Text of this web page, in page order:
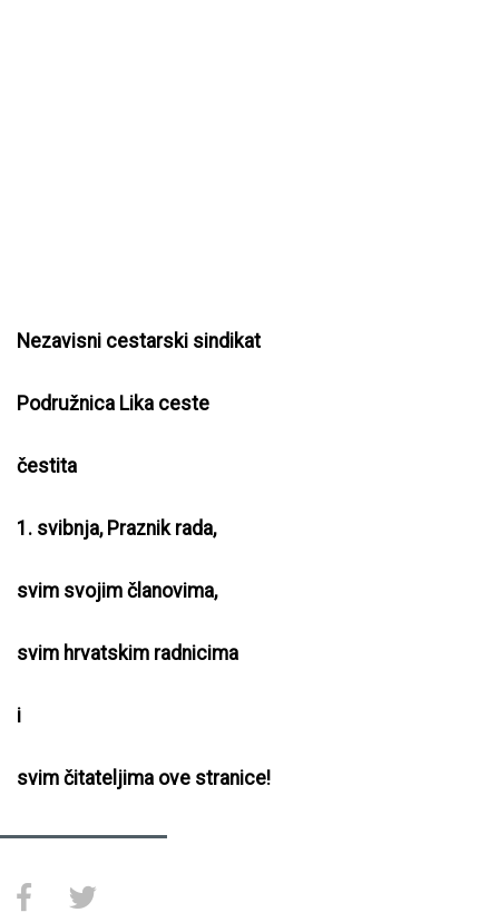
Nezavisni cestarski sindikat
Podružnica Lika ceste
čestita
1. svibnja, Praznik rada,
svim svojim članovima,
svim hrvatskim radnicima
i
svim čitateljima ove stranice!